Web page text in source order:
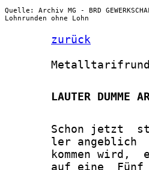
Quelle: Archiv MG - BRD
Lohnrunden ohne Lohn
zurück
LAUTER DUMME
Schon jetzt
ler angeblich
kommen wird,
auf eine  Fünf